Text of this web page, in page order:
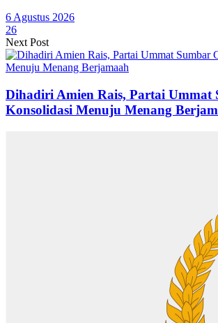
6 Agustus 2026
26
Next Post
Dihadiri Amien Rais, Partai Ummat
Konsolidasi Menuju Menang